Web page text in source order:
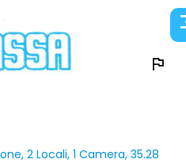
2 Locali, 1 Camera, 35.28